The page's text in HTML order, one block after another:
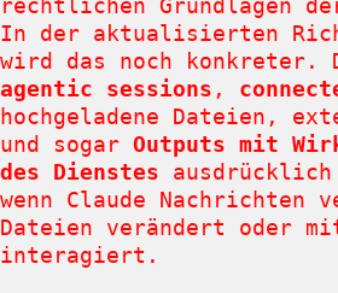
rechtlichen Grundlagen
In der aktualisierten
wird das noch konkreter.
agentic sessions ,
hochgeladene Dateien,
und sogar Outputs mit
des Dienstes
wenn Claude Nachrichten
Dateien verändert oder
interagiert.